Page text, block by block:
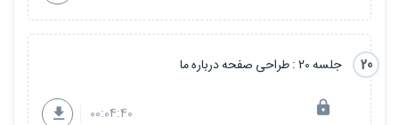
20 جلسه 20 : طراحی صفحه درباره ما
00:04:40